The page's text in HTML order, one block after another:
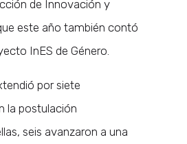
de Innovación y
este año también contó
InES de Género.
por siete
la postulación
seis avanzaron a una